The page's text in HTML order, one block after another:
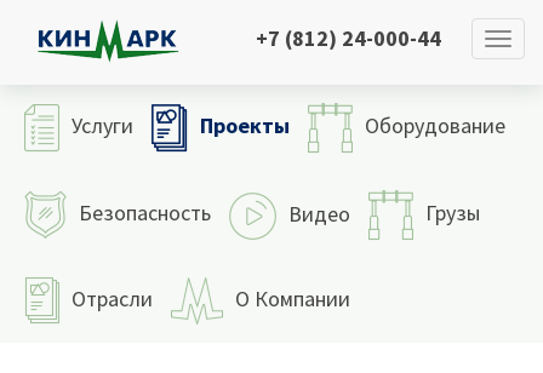
+7 (812) 24-000-44
Услуги Проекты Оборудование
Безопасность Видео Грузы
Отрасли О Компании